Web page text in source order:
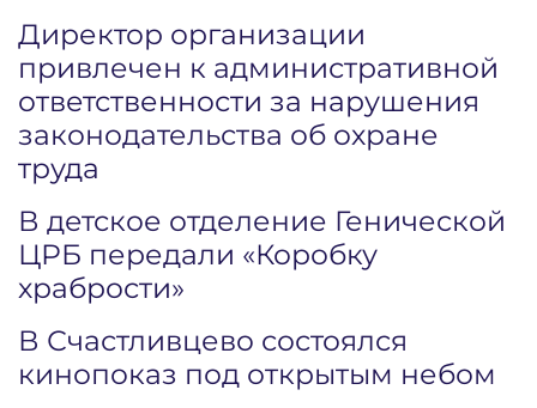
Директор организации
привлечен к административной
ответственности за нарушения
законодательства об охране
труда
В детское отделение Генической
ЦРБ передали «Коробку
храбрости»
В Счастливцево состоялся
кинопоказ под открытым небом